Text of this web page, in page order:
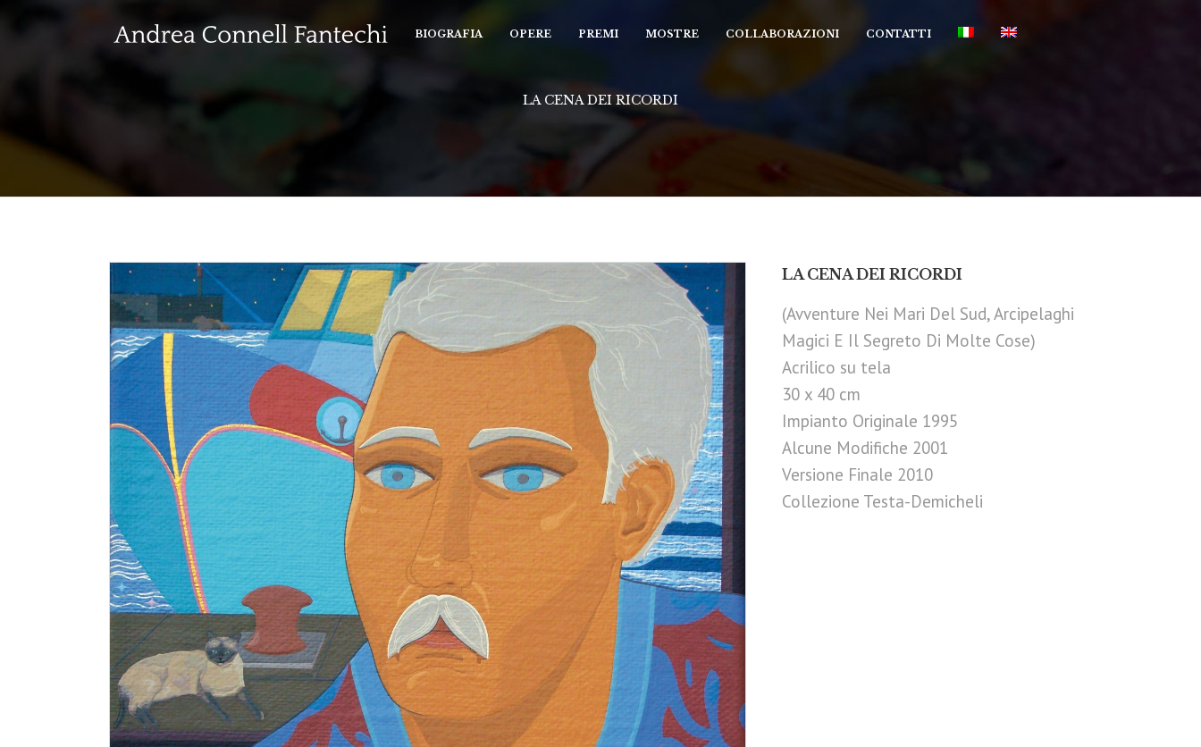
BIOGRAFIA OPERE PREMI MOSTRE COLLABORAZIONI CONTATTI
LA CENA DEI RICORDI
LA CENA DEI RICORDI
(Avventure Nei Mari Del Sud, Arcipelaghi
Magici E Il Segreto Di Molte Cose)
Acrilico su tela
30 x 40 cm
Impianto Originale 1995
Alcune Modifiche 2001
Versione Finale 2010
Collezione Testa-Demicheli